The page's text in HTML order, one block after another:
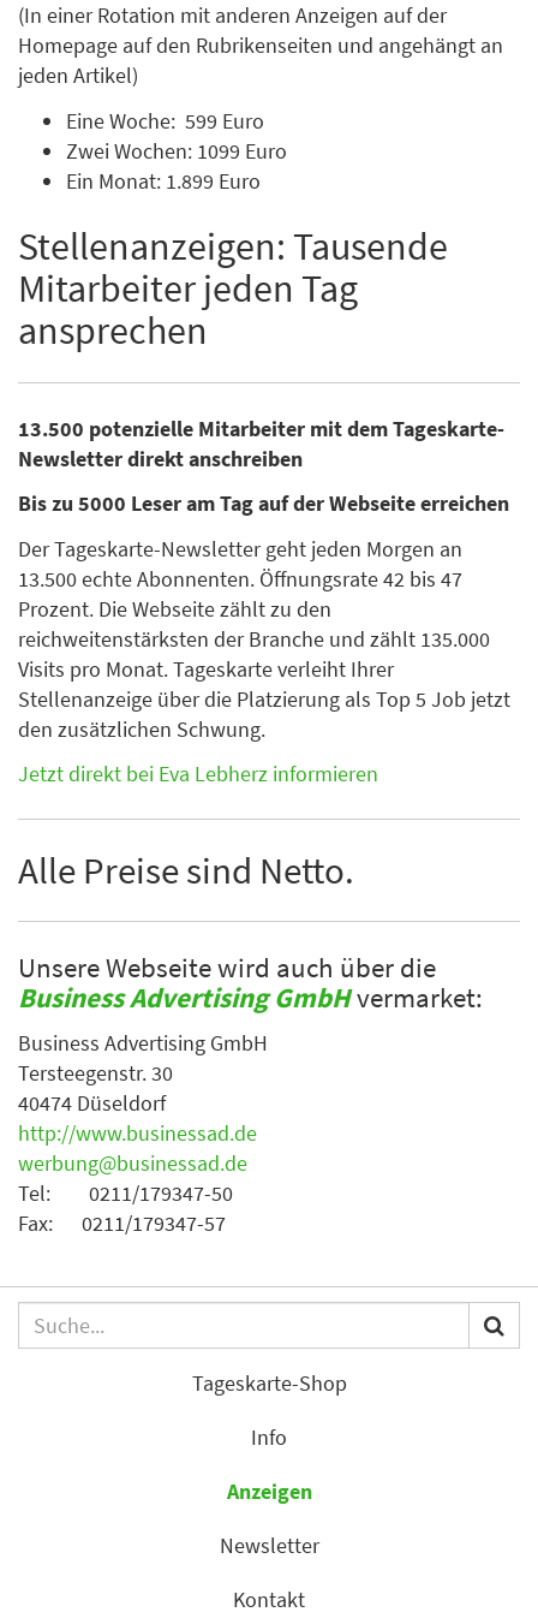
(In einer Rotation mit anderen Anzeigen auf der
Homepage auf den Rubrikenseiten und angehängt an
jeden Artikel)
Eine Woche: 599 Euro
Zwei Wochen: 1099 Euro
Ein Monat: 1.899 Euro
Stellenanzeigen: Tausende
Mitarbeiter jeden Tag
ansprechen
13.500 potenzielle Mitarbeiter mit dem Tageskarte-
Newsletter direkt anschreiben
Bis zu 5000 Leser am Tag auf der Webseite erreichen
Der Tageskarte-Newsletter geht jeden Morgen an
13.500 echte Abonnenten. Öffnungsrate 42 bis 47
Prozent. Die Webseite zählt zu den
reichweitenstärksten der Branche und zählt 135.000
Visits pro Monat. Tageskarte verleiht Ihrer
Stellenanzeige über die Platzierung als Top 5 Job jetzt
den zusätzlichen Schwung.
Jetzt direkt bei Eva Lebherz informieren
Alle Preise sind Netto.
Unsere Webseite wird auch über die
Business Advertising GmbHvermarket:
Business Advertising GmbH
Tersteegenstr. 30
40474 Düseldorf
http://www.businessad.de
werbung@businessad.de
Tel: 0211/179347-50
Fax: 0211/179347-57
Tageskarte-Shop
Info
Anzeigen
Newsletter
Kontakt